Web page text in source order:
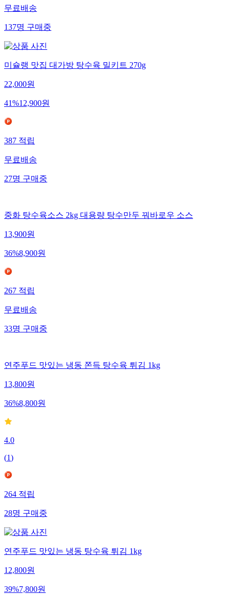
무료배송
137명 구매중
미슐랭 맛집 대가방 탕수육 밀키트 270g
22,000원
41%12,900원
387 적립
무료배송
27명 구매중
중화 탕수육소스 2kg 대용량 탕수만두 꿔바로우 소스
13,900원
36%8,900원
267 적립
무료배송
33명 구매중
연주푸드 맛있는 냉동 쫀득 탕수육 튀김 1kg
13,800원
36%8,800원
4.0
(1)
264 적립
28명 구매중
연주푸드 맛있는 냉동 탕수육 튀김 1kg
12,800원
39%7,800원